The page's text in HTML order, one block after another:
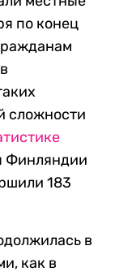
по конец
сложности
Финляндии
183
в
как в